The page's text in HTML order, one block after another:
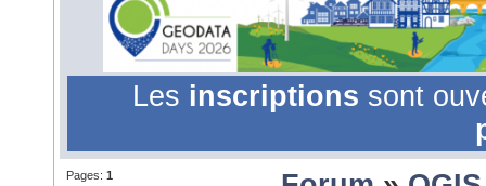
Les inscriptions sont
Pages: 1